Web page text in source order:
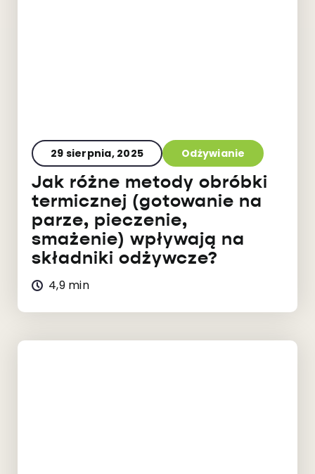
29 sierpnia, 2025 Odżywianie
Jak różne metody obróbki
termicznej (gotowanie na
parze, pieczenie,
smażenie) wpływają na
składniki odżywcze?
4,9 min